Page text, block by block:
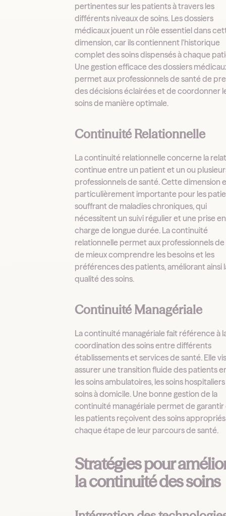
pertinentes sur les patients à travers les
différents niveaux de soins. Les dossiers
médicaux jouent un rôle essentiel dans
dimension, car ils contiennent l'historique
complet des soins dispensés à chaque
Une gestion efficace des dossiers
permet aux professionnels de santé de
des décisions éclairées et de coordonner
soins de manière optimale.
Continuité Relationnelle
La continuité relationnelle concerne la
continue entre un patient et un ou
professionnels de santé. Cette dimension
particulièrement importante pour les
souffrant de maladies chroniques, qui
nécessitent un suivi régulier et une prise en
charge de longue durée. La continuité
relationnelle permet aux professionnels
de mieux comprendre les besoins et les
préférences des patients, améliorant ainsi
qualité des soins.
Continuité Managériale
La continuité managériale fait référence à
coordination des soins entre différents
établissements et services de santé. Elle
assurer une transition fluide des patients
les soins ambulatoires, les soins
soins à domicile. Une bonne gestion de la
continuité managériale permet de garantir
les patients reçoivent des soins
chaque étape de leur parcours de santé.
Stratégies pour
la continuité des soins